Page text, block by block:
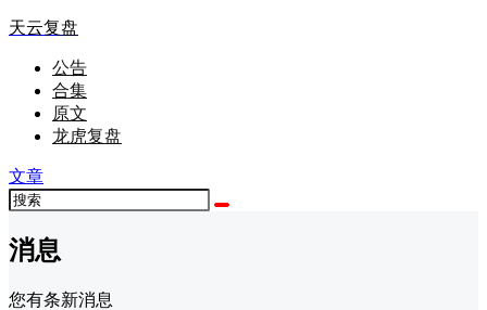
天云复盘
公告
合集
原文
龙虎复盘
文章
消息
您有条新消息